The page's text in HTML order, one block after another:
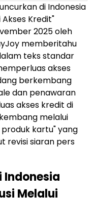
di Indonesia
Kredit"
2025 oleh
memberitahu
teks standar
akses
berkembang
dan penawaran
akses kredit di
melalui
kartu" yang
revisi siaran pers
Indonesia
Melalui